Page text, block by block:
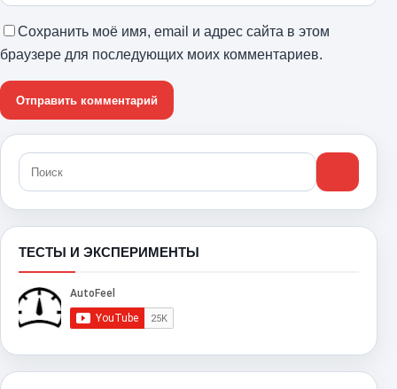
Сохранить моё имя, email и адрес сайта в этом
браузере для последующих моих комментариев.
ТЕСТЫ И ЭКСПЕРИМЕНТЫ